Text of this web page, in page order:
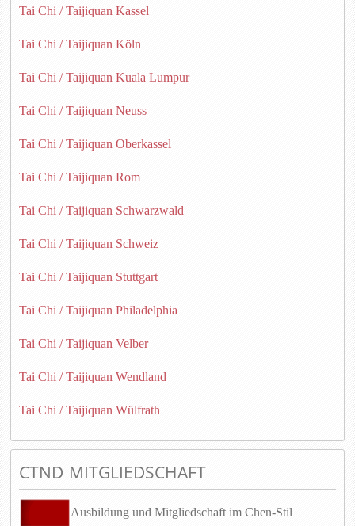
Tai Chi / Taijiquan Kassel
Tai Chi / Taijiquan Köln
Tai Chi / Taijiquan Kuala Lumpur
Tai Chi / Taijiquan Neuss
Tai Chi / Taijiquan Oberkassel
Tai Chi / Taijiquan Rom
Tai Chi / Taijiquan Schwarzwald
Tai Chi / Taijiquan Schweiz
Tai Chi / Taijiquan Stuttgart
Tai Chi / Taijiquan Philadelphia
Tai Chi / Taijiquan Velber
Tai Chi / Taijiquan Wendland
Tai Chi / Taijiquan Wülfrath
CTND MITGLIEDSCHAFT
Ausbildung und Mitgliedschaft im Chen-Stil